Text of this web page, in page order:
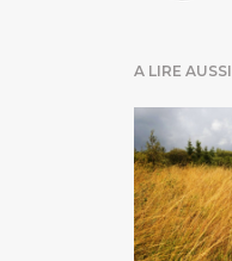
A LIRE AUSSI